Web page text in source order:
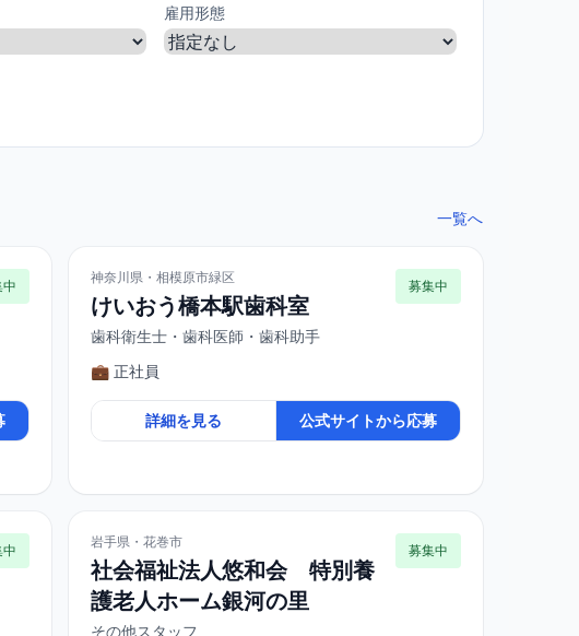
雇用形態
一覧へ
神奈川県・相模原市緑区
けいおう橋本駅歯科室
歯科衛生士・歯科医師・歯科助手
募集中
💼 正社員
詳細を見る 公式サイトから応募
岩手県・花巻市
社会福祉法人悠和会 特別養
護老人ホーム銀河の里
その他スタッフ
募集中